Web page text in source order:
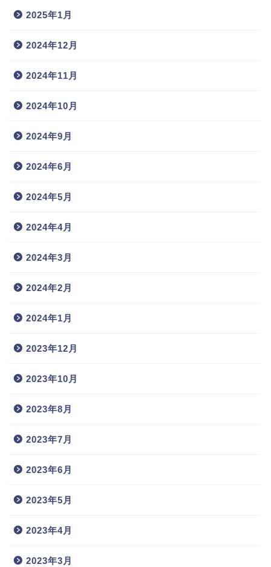
2025年1月
2024年12月
2024年11月
2024年10月
2024年9月
2024年6月
2024年5月
2024年4月
2024年3月
2024年2月
2024年1月
2023年12月
2023年10月
2023年8月
2023年7月
2023年6月
2023年5月
2023年4月
2023年3月